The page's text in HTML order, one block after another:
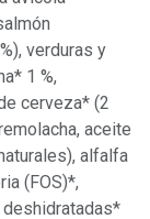
verduras y
1 %,
cerveza* (2
aceite
alfalfa
(FOS)*,
deshidratadas*